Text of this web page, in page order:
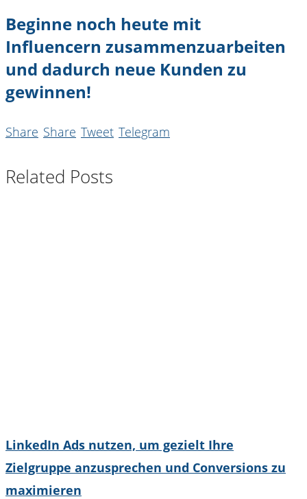
Beginne noch heute mit
Influencern zusammenzuarbeiten
und dadurch neue Kunden zu
gewinnen!
Share Share Tweet Telegram
Related Posts
LinkedIn Ads nutzen, um gezielt Ihre
Zielgruppe anzusprechen und Conversions zu
maximieren